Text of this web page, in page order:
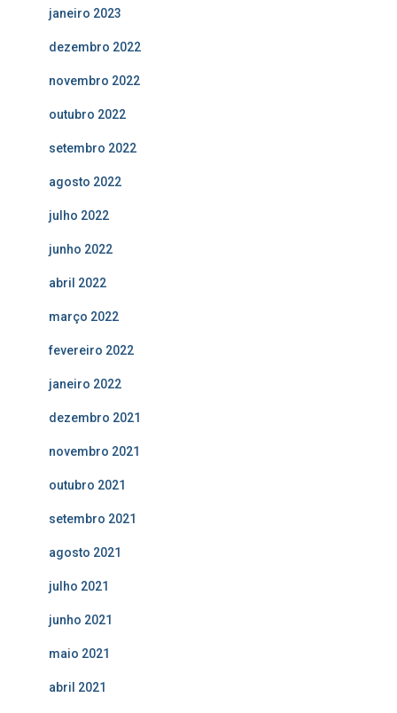
janeiro 2023
dezembro 2022
novembro 2022
outubro 2022
setembro 2022
agosto 2022
julho 2022
junho 2022
abril 2022
março 2022
fevereiro 2022
janeiro 2022
dezembro 2021
novembro 2021
outubro 2021
setembro 2021
agosto 2021
julho 2021
junho 2021
maio 2021
abril 2021